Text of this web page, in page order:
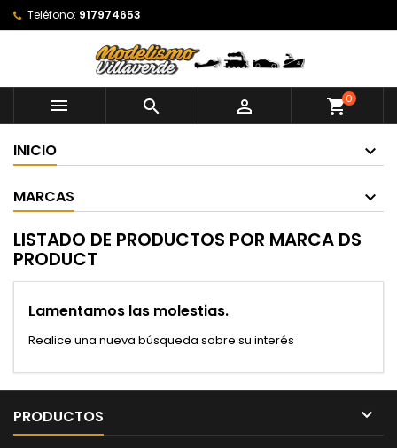
Teléfono: 917974653
   shopping_cart0
INICIO
MARCAS
LISTADO DE PRODUCTOS POR MARCA DS
PRODUCT
Lamentamos las molestias.
Realice una nueva búsqueda sobre su interés
PRODUCTOS 